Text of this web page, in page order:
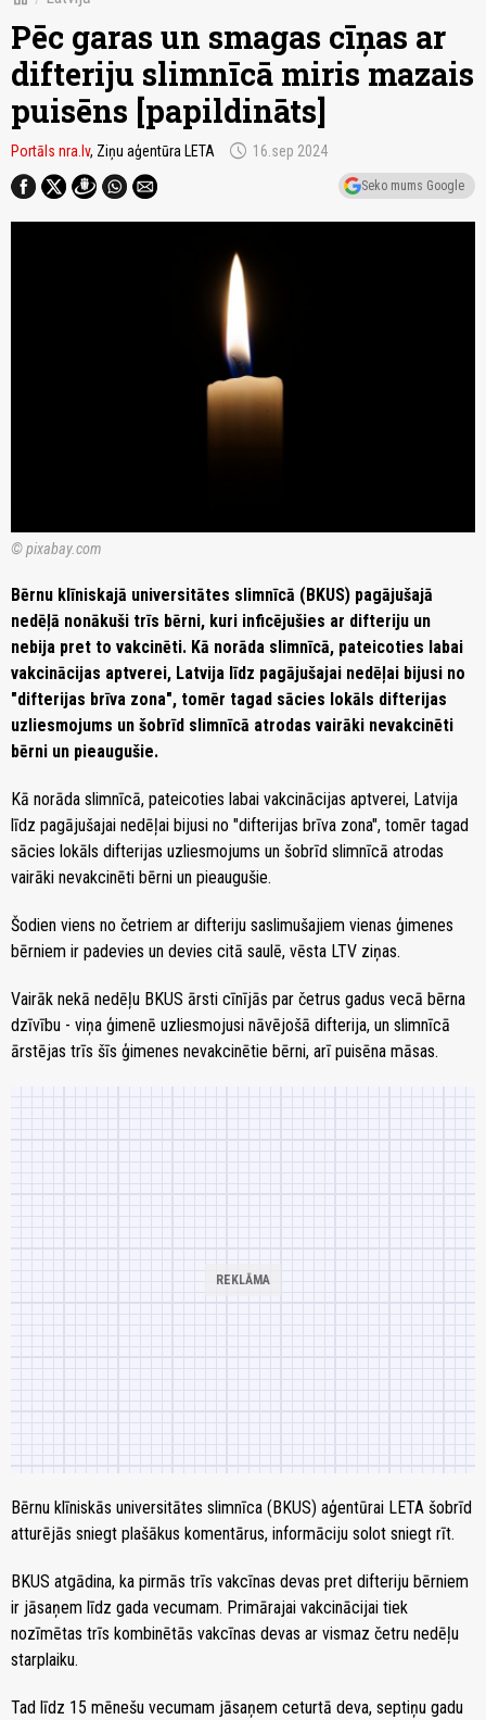
Pēc garas un smagas cīņas ar
difteriju slimnīcā miris mazais
puisēns [papildināts]
Portāls nra.lv, Ziņu aģentūra LETA schedule 16.sep 2024
Seko mums Google
© pixabay.com
Bērnu klīniskajā universitātes slimnīcā (BKUS) pagājušajā
nedēļā nonākuši trīs bērni, kuri inficējušies ar difteriju un
nebija pret to vakcinēti. Kā norāda slimnīcā, pateicoties labai
vakcinācijas aptverei, Latvija līdz pagājušajai nedēļai bijusi no
"difterijas brīva zona", tomēr tagad sācies lokāls difterijas
uzliesmojums un šobrīd slimnīcā atrodas vairāki nevakcinēti
bērni un pieaugušie.
Kā norāda slimnīcā, pateicoties labai vakcinācijas aptverei, Latvija
līdz pagājušajai nedēļai bijusi no "difterijas brīva zona", tomēr tagad
sācies lokāls difterijas uzliesmojums un šobrīd slimnīcā atrodas
vairāki nevakcinēti bērni un pieaugušie.
Šodien viens no četriem ar difteriju saslimušajiem vienas ģimenes
bērniem ir padevies un devies citā saulē, vēsta LTV ziņas.
Vairāk nekā nedēļu BKUS ārsti cīnījās par četrus gadus vecā bērna
dzīvību - viņa ģimenē uzliesmojusi nāvējošā difterija, un slimnīcā
ārstējas trīs šīs ģimenes nevakcinētie bērni, arī puisēna māsas.
Bērnu klīniskās universitātes slimnīca (BKUS) aģentūrai LETA šobrīd
atturējās sniegt plašākus komentārus, informāciju solot sniegt rīt.
BKUS atgādina, ka pirmās trīs vakcīnas devas pret difteriju bērniem
ir jāsaņem līdz gada vecumam. Primārajai vakcinācijai tiek
nozīmētas trīs kombinētās vakcīnas devas ar vismaz četru nedēļu
starplaiku.
Tad līdz 15 mēnešu vecumam jāsaņem ceturtā deva, septiņu gadu